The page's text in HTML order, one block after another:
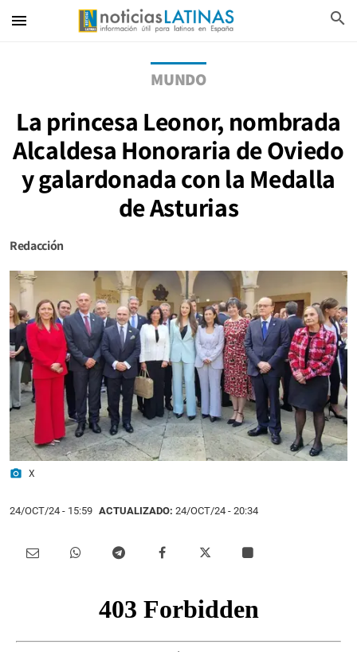
menu search
MUNDO
La princesa Leonor, nombrada
Alcaldesa Honoraria de Oviedo
y galardonada con la Medalla
de Asturias
Redacción
photo_camera X
24/OCT/24 - 15:59 ACTUALIZADO: 24/OCT/24 - 20:34